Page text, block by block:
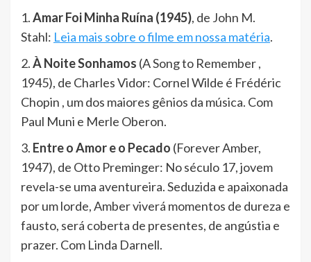
1.Amar Foi Minha Ruína (1945), de John M.
Stahl: Leia mais sobre o filme em nossa matéria.
2.À Noite Sonhamos (A Song to Remember ,
1945), de Charles Vidor: Cornel Wilde é Frédéric
Chopin , um dos maiores gênios da música. Com
Paul Muni e Merle Oberon.
3. Entre o Amor e o Pecado (Forever Amber,
1947), de Otto Preminger: No século 17, jovem
revela-se uma aventureira. Seduzida e apaixonada
por um lorde, Amber viverá momentos de dureza e
fausto, será coberta de presentes, de angústia e
prazer. Com Linda Darnell.